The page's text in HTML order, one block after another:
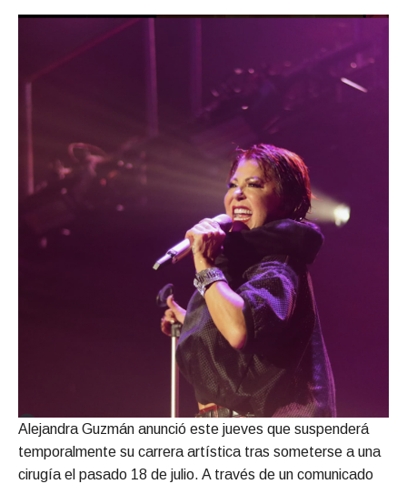
Alejandra Guzmán anunció este jueves que suspenderá
temporalmente su carrera artística tras someterse a una
cirugía el pasado 18 de julio. A través de un comunicado